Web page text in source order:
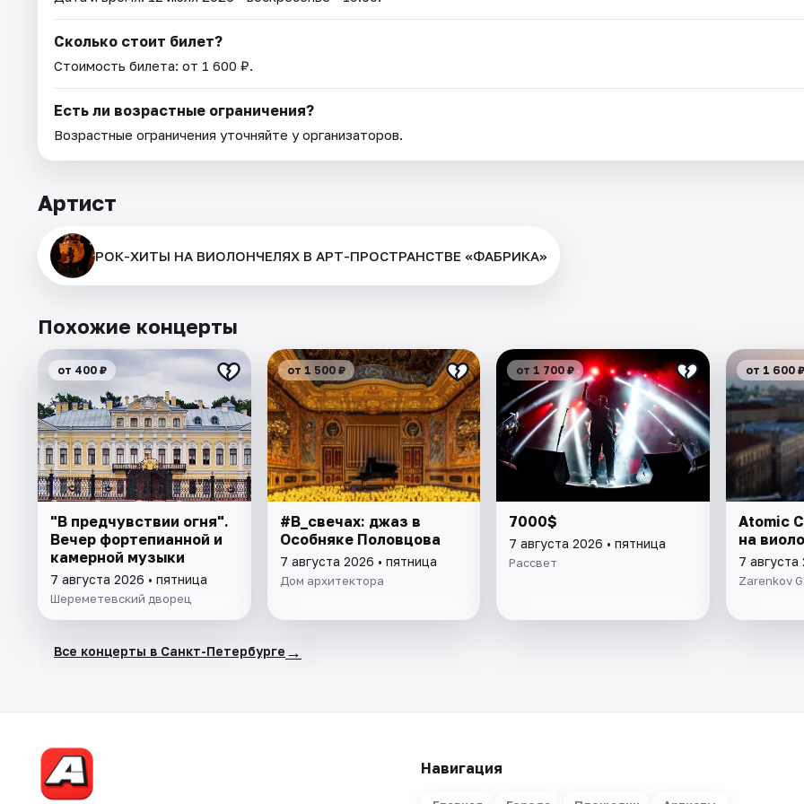
Сколько стоит билет?
Стоимость билета: от 1 600 ₽.
Есть ли возрастные ограничения?
Возрастные ограничения уточняйте у организаторов.
Артист
РОК-ХИТЫ НА ВИОЛОНЧЕЛЯХ В АРТ-ПРОСТРАНСТВЕ «ФАБРИКА»
Похожие концерты
от 400 ₽
"В предчувствии огня".
Вечер фортепианной и
камерной музыки
7 августа 2026 • пятница
Шереметевский дворец
от 1 500 ₽
#В_свечах: джаз в
Особняке Половцова
7 августа 2026 • пятница
Дом архитектора
от 1 700 ₽
7000$
7 августа 2026 • пятница
Рассвет
от 1 600 ₽
Atomic
на
7 августа
Zarenkov
Все концерты в Санкт-Петербурге →
Навигация